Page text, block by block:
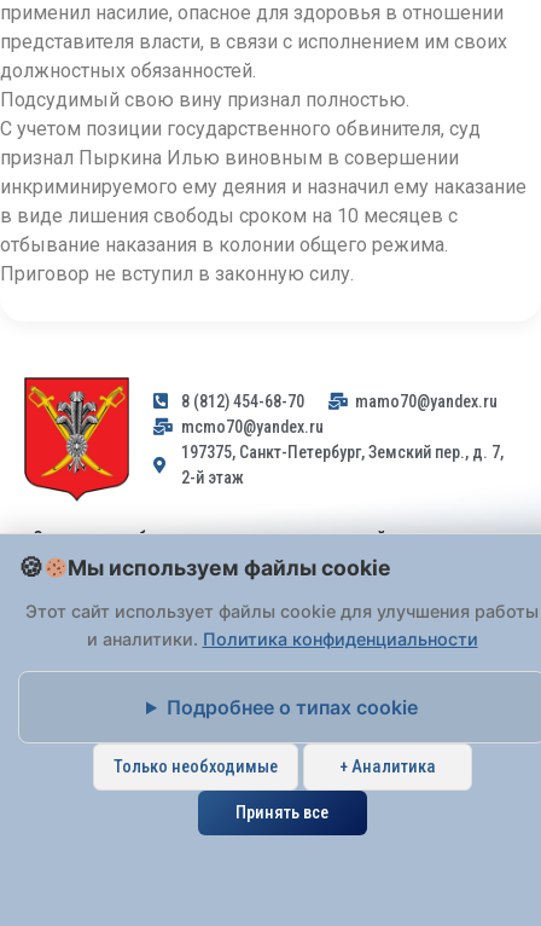
применил насилие, опасное для здоровья в отношении
представителя власти, в связи с исполнением им своих
должностных обязанностей.
Подсудимый свою вину признал полностью.
С учетом позиции государственного обвинителя, суд
признал Пыркина Илью виновным в совершении
инкриминируемого ему деяния и назначил ему наказание
в виде лишения свободы сроком на 10 месяцев с
отбывание наказания в колонии общего режима.
Приговор не вступил в законную силу.
8 (812) 454-68-70
mamo70@yandex.ru
mcmo70@yandex.ru
197375, Санкт-Петербург, Земский пер., д. 7,
2-й этаж
Заявления и обращения граждан и организаций, поступившие на
адрес email, не могут быть рассмотрены на основании
принимаются только: по почте, черезпортал «Госуслуги» (ЕПГУ)
или лично при предъявлении паспорта.
На Сайте действуетПолитика обработки персональных данных
Мы используем файлы cookie
Этот сайт использует файлы cookie для улучшения работы
и аналитики. Политика конфиденциальности
Подробнее о типах cookie
Только необходимые + Аналитика
Принять все